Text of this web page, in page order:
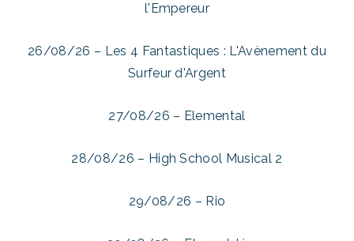
l'Empereur
26/08/26 – Les 4 Fantastiques : L'Avènement du
Surfeur d'Argent
27/08/26 – Elemental
28/08/26 – High School Musical 2
29/08/26 – Rio